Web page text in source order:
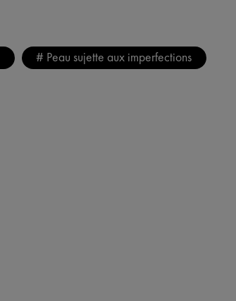
# Peau sujette aux imperfections